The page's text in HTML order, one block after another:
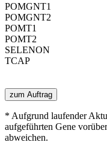
POMGNT1
POMGNT2
POMT1
POMT2
SELENON
TCAP
zum Auftrag
* Aufgrund laufender
aufgeführten Gene
abweichen.